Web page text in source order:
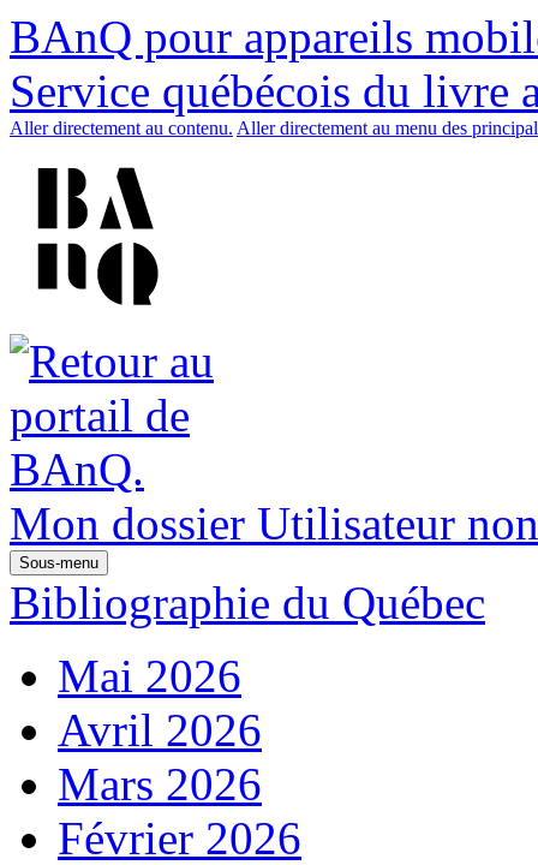
BAnQ pour appareils
Service québécois du livre
Aller directement au contenu. Aller directement au menu des
Mon dossier Utilisateur
Sous-menu
Bibliographie du Québec
Mai 2026
Avril 2026
Mars 2026
Février 2026